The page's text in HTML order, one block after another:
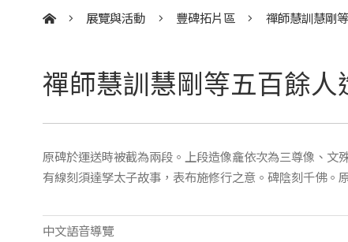
展覽與活動 豐碑拓片區 禪師慧訓慧剛
禪師慧訓慧剛等五百餘人
原碑於運送時被截為兩段。上段造像龕依次為三尊像、
有線刻須達孥太子故事，表布施修行之意。碑陰刻千佛。
中文語音導覽